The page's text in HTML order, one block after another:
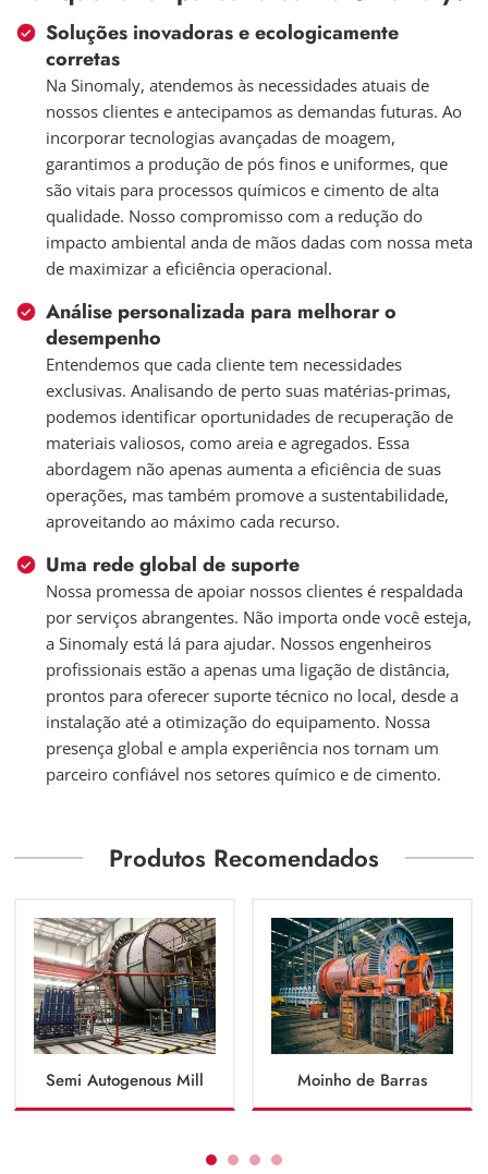
Soluções inovadoras e ecologicamente
corretas
Na Sinomaly, atendemos às necessidades atuais de
nossos clientes e antecipamos as demandas futuras. Ao
incorporar tecnologias avançadas de moagem,
garantimos a produção de pós finos e uniformes, que
são vitais para processos químicos e cimento de alta
qualidade. Nosso compromisso com a redução do
impacto ambiental anda de mãos dadas com nossa meta
de maximizar a eficiência operacional.
Análise personalizada para melhorar o
desempenho
Entendemos que cada cliente tem necessidades
exclusivas. Analisando de perto suas matérias-primas,
podemos identificar oportunidades de recuperação de
materiais valiosos, como areia e agregados. Essa
abordagem não apenas aumenta a eficiência de suas
operações, mas também promove a sustentabilidade,
aproveitando ao máximo cada recurso.
Uma rede global de suporte
Nossa promessa de apoiar nossos clientes é respaldada
por serviços abrangentes. Não importa onde você esteja,
a Sinomaly está lá para ajudar. Nossos engenheiros
profissionais estão a apenas uma ligação de distância,
prontos para oferecer suporte técnico no local, desde a
instalação até a otimização do equipamento. Nossa
presença global e ampla experiência nos tornam um
parceiro confiável nos setores químico e de cimento.
Produtos Recomendados
Semi Autogenous Mill Moinho de Barras